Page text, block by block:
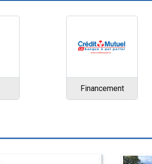
Financement